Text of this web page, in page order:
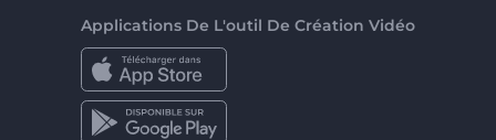
Applications De L'outil De Création Vidéo